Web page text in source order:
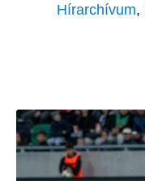
Hírarchívum,